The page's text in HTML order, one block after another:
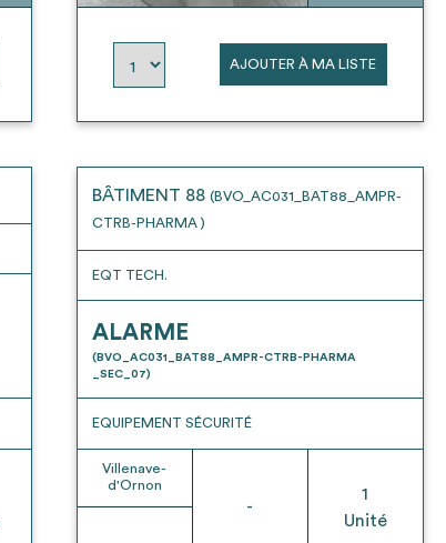
AJOUTER À MA LISTE
BÂTIMENT 88 (BVO_AC031_BAT88_AMPR-
CTRB-PHARMA )
EQT TECH.
ALARME
(BVO_AC031_BAT88_AMPR-CTRB-PHARMA
_SEC_07)
EQUIPEMENT SÉCURITÉ
Villenave-
d'Ornon
-
1
Unité